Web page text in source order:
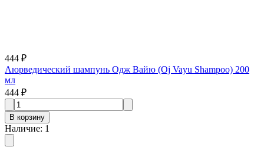
444 ₽
Аюрведический шампунь Одж Вайю (Oj Vayu Shampoo) 200
мл
444 ₽
В корзину
Наличие: 1